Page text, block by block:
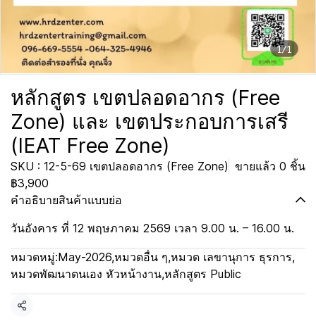
1/1
หลักสูตร เขตปลอดอากร (Free
Zone) และ เขตประกอบการเสรี
(IEAT Free Zone)
SKU : 12-5-69 เขตปลอดอากร (Free Zone) ขายแล้ว 0 ชิ้น
฿3,900
คำอธิบายสินค้าแบบย่อ
วันอังคาร ที่ 12 พฤษภาคม 2569 เวลา 9.00 น. – 16.00 น.
หมวดหมู่:May-2026,หมวดอื่น ๆ,หมวด เลขานุการ ธุรการ,
หมวดพัฒนาตนเอง หัวหน้างาน,หลักสูตร Public
แชร์